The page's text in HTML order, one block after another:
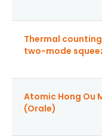
Thermal
two-mode
Atomic Hong Ou
(Orale)